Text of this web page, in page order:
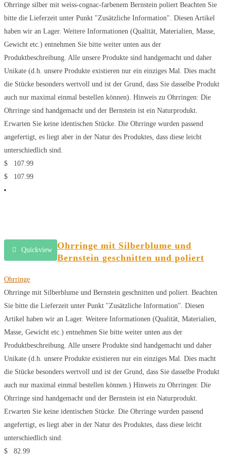
Ohrringe silber mit weiss-cognac-farbenem Bernstein poliert Beachten Sie
bitte die Lieferzeit unter Punkt "Zusätzliche Information". Diesen Artikel
haben wir an Lager. Weitere Informationen (Qualität, Materialien, Masse,
Gewicht etc.) entnehmen Sie bitte weiter unten aus der
Produktbeschreibung. Alle unsere Produkte sind handgemacht und daher
Unikate (d.h. unsere Produkte existieren nur ein einziges Mal. Dies macht
die Stücke besonders wertvoll und ist der Grund, dass Sie dasselbe Produkt
auch nur maximal einmal bestellen können). Hinweis zu Ohrringen: Die
Ohrringe sind handgemacht und der Bernstein ist ein Naturprodukt.
Erwarten Sie keine identischen Stücke. Die Ohrringe wurden passend
angefertigt, es liegt aber in der Natur des Produktes, dass diese leicht
unterschiedlich sind.
$
107.99
$
107.99
Quickview
Ohrringe mit Silberblume und
Bernstein geschnitten und poliert
Ohrringe
Ohrringe mit Silberblume und Bernstein geschnitten und poliert. Beachten
Sie bitte die Lieferzeit unter Punkt "Zusätzliche Information". Diesen
Artikel haben wir an Lager. Weitere Informationen (Qualität, Materialien,
Masse, Gewicht etc.) entnehmen Sie bitte weiter unten aus der
Produktbeschreibung. Alle unsere Produkte sind handgemacht und daher
Unikate (d.h. unsere Produkte existieren nur ein einziges Mal. Dies macht
die Stücke besonders wertvoll und ist der Grund, dass Sie dasselbe Produkt
auch nur maximal einmal bestellen können.) Hinweis zu Ohrringen: Die
Ohrringe sind handgemacht und der Bernstein ist ein Naturprodukt.
Erwarten Sie keine identischen Stücke. Die Ohrringe wurden passend
angefertigt, es liegt aber in der Natur des Produktes, dass diese leicht
unterschiedlich sind.
$
82.99